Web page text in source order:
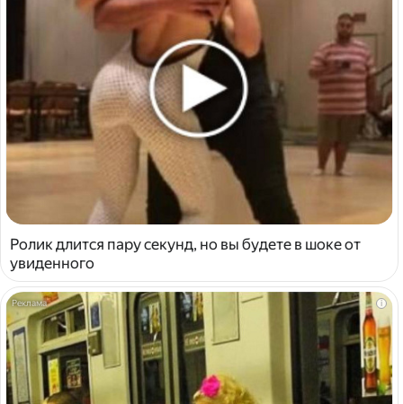
Ролик длится пару секунд, но вы будете в шоке от
увиденного
i